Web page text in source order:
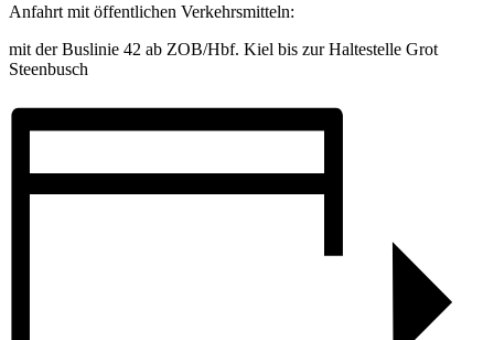
Anfahrt mit öffentlichen Verkehrsmitteln:
mit der Buslinie 42 ab ZOB/Hbf. Kiel bis zur Haltestelle Grot
Steenbusch